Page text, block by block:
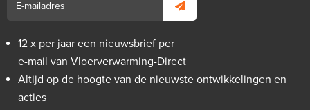
12 x per jaar een nieuwsbrief per
e-mail van Vloerverwarming-Direct
Altijd op de hoogte van de nieuwste ontwikkelingen en
acties